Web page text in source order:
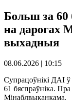
Больш за 60
на дарогах
выхадныя
08.06.2026 | 10:15
Супрацоўнікі ДАІ
61 бяспраўніка.
Мінаблвыканкама.